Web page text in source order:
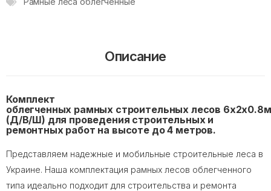
Описание
Комплект
облегченных рамных строительных лесов
(Д/В/Ш) для проведения строительных и
ремонтных работ на высоте до 4 метров.
Представляем надежные и мобильные строительные леса в
Украине. Наша комплектация рамных лесов облегченного
типа идеально подходит для строительства и ремонта